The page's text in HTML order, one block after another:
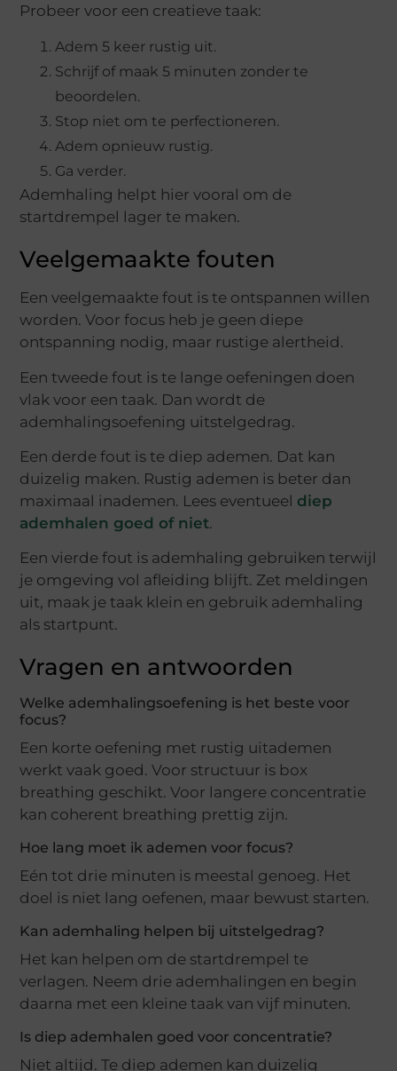
Probeer voor een creatieve taak:
Adem 5 keer rustig uit.
Schrijf of maak 5 minuten zonder te
beoordelen.
Stop niet om te perfectioneren.
Adem opnieuw rustig.
Ga verder.
Ademhaling helpt hier vooral om de
startdrempel lager te maken.
Veelgemaakte fouten
Een veelgemaakte fout is te ontspannen willen
worden. Voor focus heb je geen diepe
ontspanning nodig, maar rustige alertheid.
Een tweede fout is te lange oefeningen doen
vlak voor een taak. Dan wordt de
ademhalingsoefening uitstelgedrag.
Een derde fout is te diep ademen. Dat kan
duizelig maken. Rustig ademen is beter dan
maximaal inademen. Lees eventueel diep
ademhalen goed of niet.
Een vierde fout is ademhaling gebruiken terwijl
je omgeving vol afleiding blijft. Zet meldingen
uit, maak je taak klein en gebruik ademhaling
als startpunt.
Vragen en antwoorden
Welke ademhalingsoefening is het beste voor
focus?
Een korte oefening met rustig uitademen
werkt vaak goed. Voor structuur is box
breathing geschikt. Voor langere concentratie
kan coherent breathing prettig zijn.
Hoe lang moet ik ademen voor focus?
Eén tot drie minuten is meestal genoeg. Het
doel is niet lang oefenen, maar bewust starten.
Kan ademhaling helpen bij uitstelgedrag?
Het kan helpen om de startdrempel te
verlagen. Neem drie ademhalingen en begin
daarna met een kleine taak van vijf minuten.
Is diep ademhalen goed voor concentratie?
Niet altijd. Te diep ademen kan duizelig